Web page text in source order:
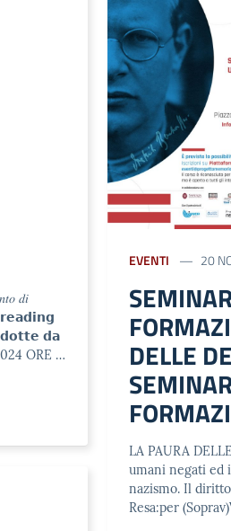
𝑑𝑖
𝗿𝗲𝗮𝗱𝗶𝗻𝗴
𝗱𝗮
ORE …
EVENTI 20
DELLE
LA PAURA
umani negati ed
nazismo. Il
Resa:per